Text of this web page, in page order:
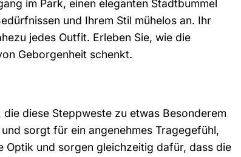
im Park, einen eleganten Stadtbummel
und Ihrem Stil mühelos an. Ihr
jedes Outfit. Erleben Sie, wie die
Geborgenheit schenkt.
diese Steppweste zu etwas Besonderem
sorgt für ein angenehmes Tragegefühl,
Optik und sorgen gleichzeitig dafür, dass die